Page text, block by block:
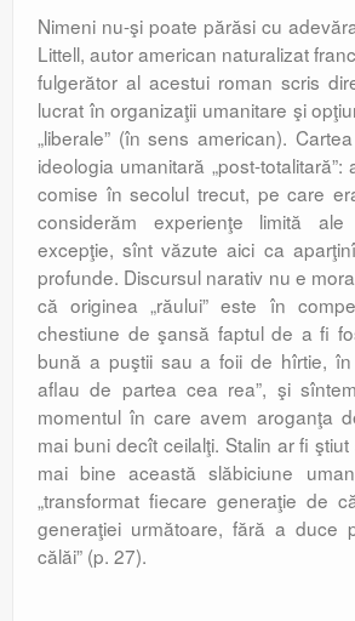
Nimeni nu-şi poate părăsi cu
Littell, autor american naturalizat
fulgerător al acestui roman scris
lucrat în organizaţii umanitare şi
„liberale” (în sens american).
ideologia umanitară „post-
comise în secolul trecut, pe care
considerăm experienţe limită
excepţie, sînt văzute aici ca
profunde. Discursul narativ nu e
că originea „răului” este în
chestiune de şansă faptul de a fi
bună a puştii sau a foii de hîrtie,
aflau de partea cea rea”, şi
momentul în care avem aroganţa
mai buni decît ceilalţi. Stalin ar fi
mai bine această slăbiciune
„transformat fiecare generaţie de
generaţiei următoare, fără a duce
călăi” (p. 27).